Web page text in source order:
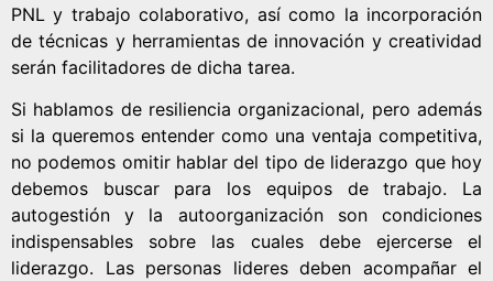
PNL y trabajo colaborativo, así como la incorporación
de técnicas y herramientas de innovación y creatividad
serán facilitadores de dicha tarea.
Si hablamos de resiliencia organizacional, pero además
si la queremos entender como una ventaja competitiva,
no podemos omitir hablar del tipo de liderazgo que hoy
debemos buscar para los equipos de trabajo. La
autogestión y la autoorganización son condiciones
indispensables sobre las cuales debe ejercerse el
liderazgo. Las personas lideres deben acompañar el